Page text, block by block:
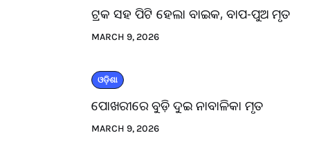
ଟ୍ରକ ସହ ପିଟି ହେଲା ବାଇକ, ବାପ-ପୁଅ ମୃତ
MARCH 9, 2026
ଓଡ଼ିଶା
ପୋଖରୀରେ ବୁଡ଼ି ଦୁଇ ନାବାଳିକା ମୃତ
MARCH 9, 2026